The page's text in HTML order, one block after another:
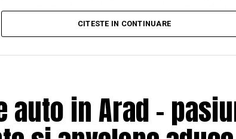
a unei situații des întâlnite în micile certuri dintr-
urma unei provocări pe care patru cupluri de
într-un weekend, personajele ajung să
deoparte presupunerile, orgoliile și
bine între ei.
și personaje pline de viață, comedia
CITESTE IN CONTINUARE
auto in Arad –